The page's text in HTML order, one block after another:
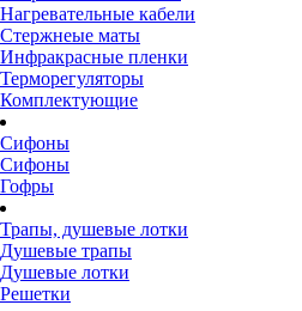
Нагревательные кабели
Стержнеые маты
Инфракрасные пленки
Терморегуляторы
Комплектующие
Сифоны
Сифоны
Гофры
Трапы, душевые лотки
Душевые трапы
Душевые лотки
Решетки